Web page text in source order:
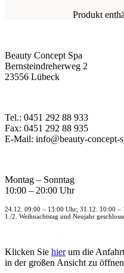
Produkt
Beauty Concept Spa
Bernsteindreherweg 2
23556 Lübeck
Tel.: 0451 292 88 933
Fax: 0451 292 88 935
E-Mail: info@beauty-concept-
Montag – Sonntag
10:00 – 20:00 Uhr
24.12. 09:00 – 13:00 Uhr; 31.12. 10:00 –
1./2. Weihnachtstag und Neujahr
Klicken Sie hierum die Anfahrt
in der großen Ansicht zu öffnen